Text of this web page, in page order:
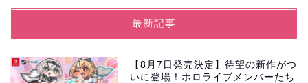
最新記事
【8月7日発売決定】待望の新作がつ
いに登場！ホロライブメンバーたち